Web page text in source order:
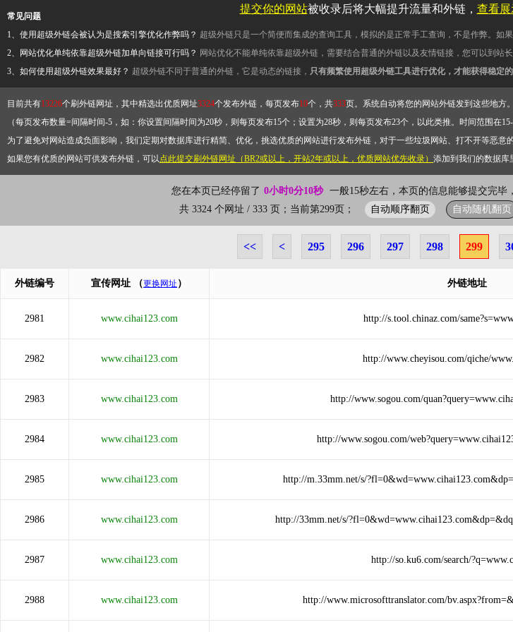
常见问题
1、使用超级外链会被认为是搜索引擎优化作弊吗？ 超级外链只是一个简便而集成的查询工具，模拟的是正常手工查询，不是作弊。如
2、网站优化单纯依靠超级外链加单向链接可行吗？ 网站优化不能单纯依靠超级外链，需要结合普通的外链以及友情链接，您可以到站
3、如何使用超级外链效果最好？ 超级外链不同于普通的外链，它是动态的链接， 只有频繁使用超级外链工具进行优化，才能获得稳定
目前共有13226个刷外链网址，其中精选出优质网址3324个发布外链，每页发布10个，共333页。系统自动将您的网站外链发到这些地方
（每页发布数量=间隔时间-5，如：你设置间隔时间为20秒，则每页发布15个；设置为28秒，则每页发布23个，以此类推。时间范围在
为了避免对网站造成负面影响，我们定期对数据库进行精简、优化，挑选优质的网站进行发布外链，对于一些垃圾网站、打不开等恶意
如果您有优质的网站可供发布外链，可以点此提交刷外链网址（BR2或以上，开站2年或以上，优质网站优先收录） 添加到我们的数据库
您在本页已经停留了 0小时0分10秒 一般15秒左右，本页的信息能够提交完毕
共 3324 个网址 / 333 页；当前第299页；
自动顺序翻页 自动随机翻页
<< < 295 296 297 298 299
外链编号 宣传网址 （更换网址 ） 外链地址
2981 www.cihai123.com http://s.tool.chinaz.com/
2982 www.cihai123.com http://www.cheyisou.com/qiche/
2983 www.cihai123.com http://www.sogou.com/
2984 www.cihai123.com http://www.sogou.com/
2985 www.cihai123.com http://m.33mm.net/s/
2986 www.cihai123.com http://33mm.net/s/
2987 www.cihai123.com http://so.ku6.com/search/
2988 www.cihai123.com http://www.microsofttranslator.com/
提交你的网站被收录后将大幅提升流量和外链， 查看